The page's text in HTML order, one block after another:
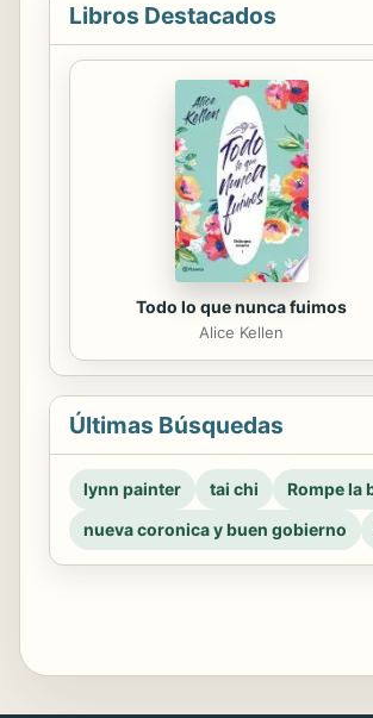
Libros Destacados
Todo lo que nunca fuimos
Alice Kellen
Últimas Búsquedas
lynn painter tai chi Rompe la
nueva coronica y buen gobierno